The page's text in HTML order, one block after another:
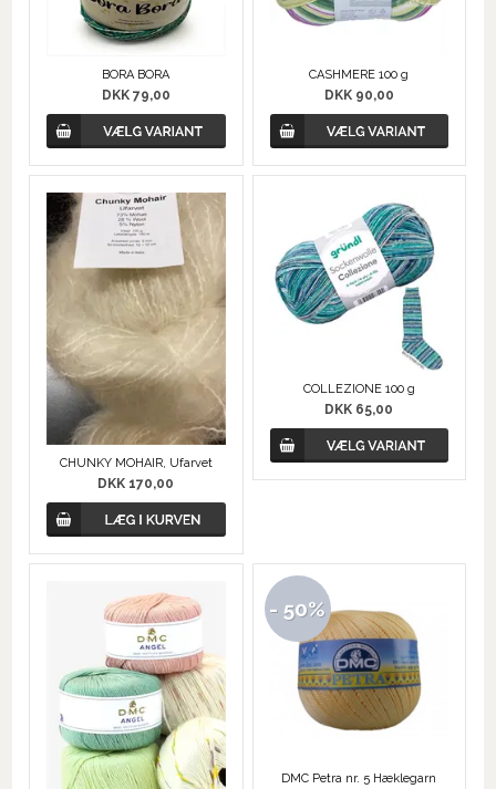
BORA BORA
DKK 79,00
CASHMERE 100 g
DKK 90,00
CHUNKY MOHAIR, Ufarvet
DKK 170,00
COLLEZIONE 100 g
DKK 65,00
- 50%
DMC Petra nr. 5 Hæklegarn